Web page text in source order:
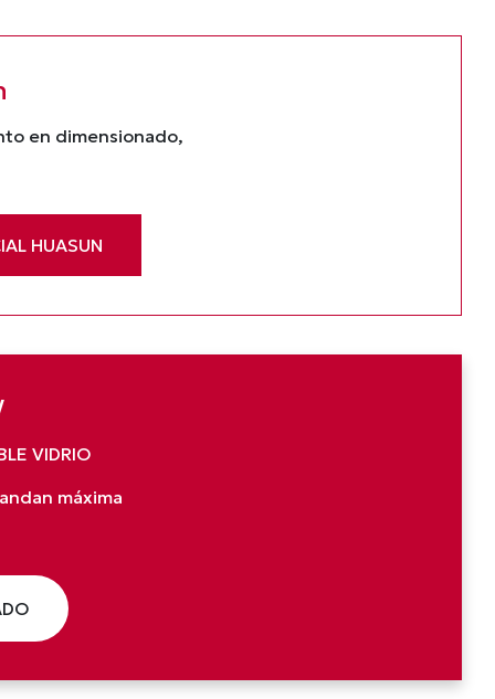
en dimensionado,
HUASUN
VIDRIO
máxima